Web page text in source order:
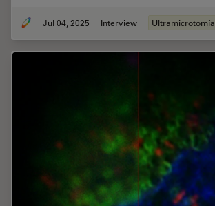
Jul 04, 2025 Interview Ultramicrotomía